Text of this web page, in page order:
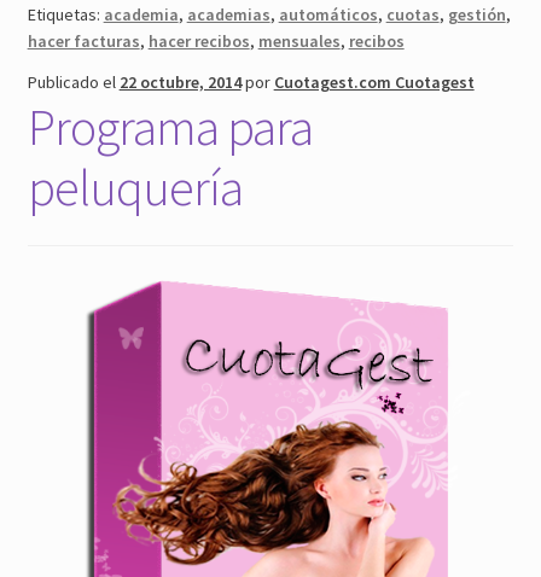
Etiquetas: academia, academias, automáticos, cuotas, gestión,
hacer facturas, hacer recibos, mensuales, recibos
Publicado el 22 octubre, 2014por Cuotagest.com Cuotagest
Programa para
peluquería